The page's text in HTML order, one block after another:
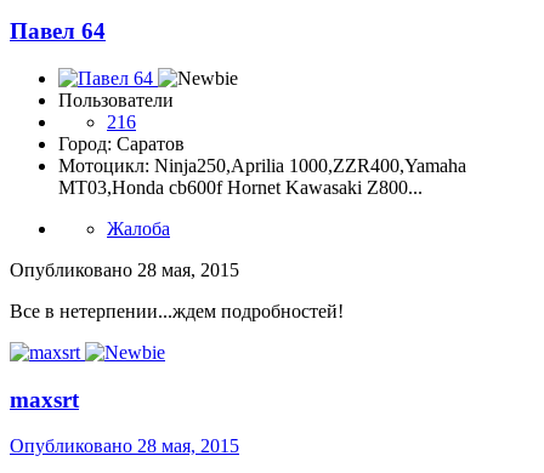
Павел 64
Пользователи
216
Город: Саратов
Мотоцикл: Ninja250,Aprilia 1000,ZZR400,Yamaha
MT03,Honda cb600f Hornet Kawasaki Z800...
Жалоба
Опубликовано 28 мая, 2015
Все в нетерпении...ждем подробностей!
maxsrt
Опубликовано 28 мая, 2015